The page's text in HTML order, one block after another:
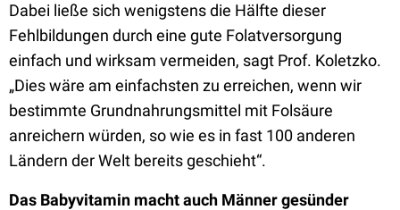
Dabei ließe sich wenigstens die Hälfte dieser
Fehlbildungen durch eine gute Folatversorgung
einfach und wirksam vermeiden, sagt Prof. Koletzko.
„Dies wäre am einfachsten zu erreichen, wenn wir
bestimmte Grundnahrungsmittel mit Folsäure
anreichern würden, so wie es in fast 100 anderen
Ländern der Welt bereits geschieht“.
Das Babyvitamin macht auch Männer gesünder